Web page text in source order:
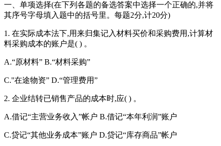
一、单项选择(在下列各题的备选答案中选择一个正确的,并将
其序号字母填入题中的括号里。每题2分,计20分)
1. 在实际成本法下,用来归集记入材料买价和采购费用,计算材
料采购成本的账户是( ) 。
A.“原材料” B.“材料采购”
C.''在途物资” D.“管理费用”
2. 企业结转已销售产品的成本时,应( ) 。
A.借记“主营业务收入”帐户 B.借记“本年利润”账户
C.贷记“其他业务成本”账户 D.贷记“库存商品”帐户